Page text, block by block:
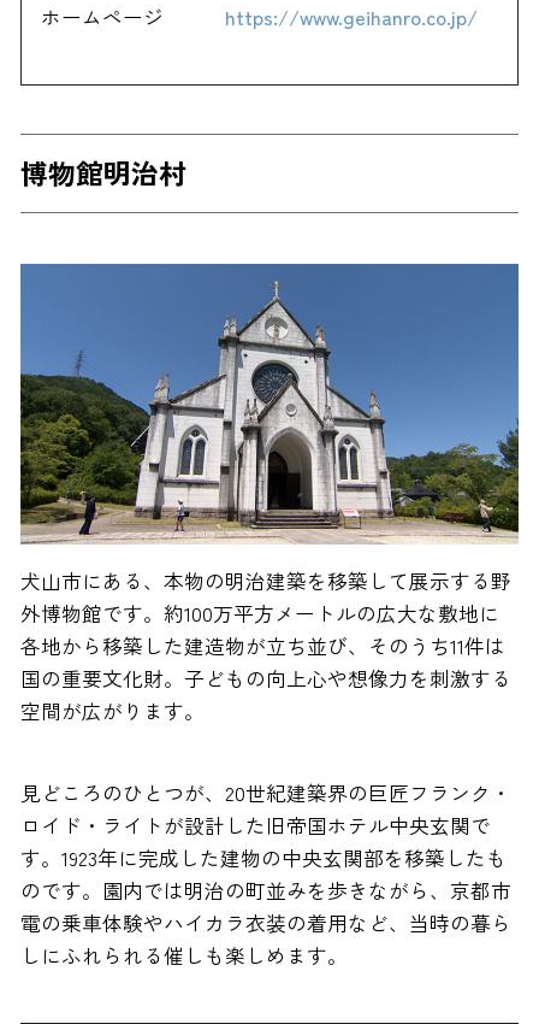
ホームページ
https://www.geihanro.co.jp/
博物館明治村
犬山市にある、本物の明治建築を移築して展示する野
外博物館です。約100万平方メートルの広大な敷地に
各地から移築した建造物が立ち並び、そのうち11件は
国の重要文化財。子どもの向上心や想像力を刺激する
空間が広がります。
見どころのひとつが、20世紀建築界の巨匠フランク・
ロイド・ライトが設計した旧帝国ホテル中央玄関で
す。1923年に完成した建物の中央玄関部を移築したも
のです。園内では明治の町並みを歩きながら、京都市
電の乗車体験やハイカラ衣装の着用など、当時の暮ら
しにふれられる催しも楽しめます。